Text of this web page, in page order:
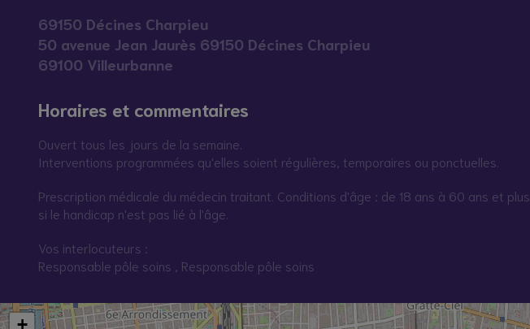
69150 Décines Charpieu
50 avenue Jean Jaurès 69150 Décines Charpieu
69100 Villeurbanne
Horaires et commentaires
Ouvert tous les jours de la semaine.
Interventions programmées qu'elles soient régulières, temporaires ou ponctuelles.
Prescription médicale du médecin traitant. Conditions d'âge : de 18 ans à 60 ans et plus
si le handicap n'est pas lié à l'âge.
Vos interlocuteurs :
Responsable pôle soins , Responsable pôle soins
+